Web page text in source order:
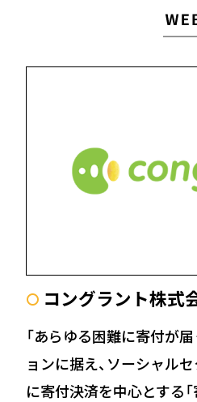
〇 コングラント株式
「あらゆる困難に寄付が
ョンに据え、ソーシャル
に寄付決済を中心とする